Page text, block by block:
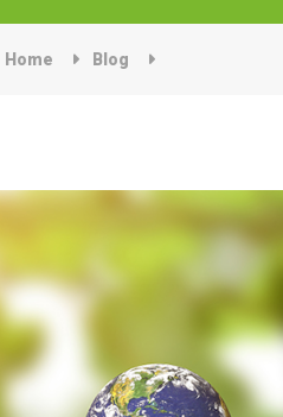
Home Blog